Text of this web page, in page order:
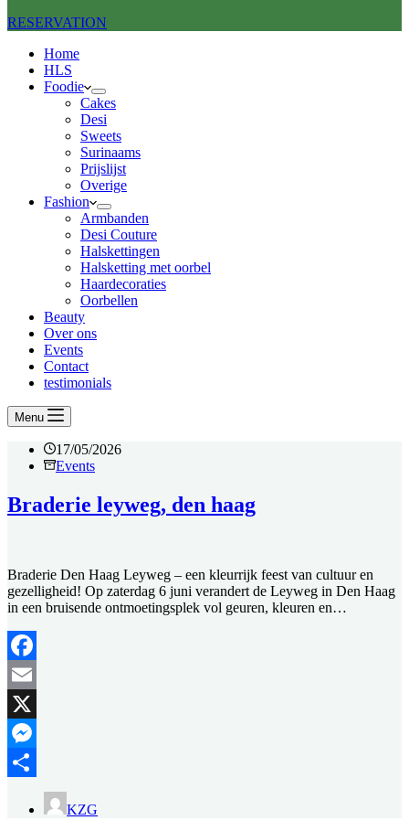
RESERVATION
Home
HLS
Foodie
Cakes
Desi
Sweets
Surinaams
Prijslijst
Overige
Fashion
Armbanden
Desi Couture
Halskettingen
Halsketting met oorbel
Haardecoraties
Oorbellen
Beauty
Over ons
Events
Contact
testimonials
Menu
17/05/2026
Events
Braderie leyweg, den haag
Braderie Den Haag Leyweg – een kleurrijk feest van cultuur en
gezelligheid! Op zaterdag 6 juni verandert de Leyweg in Den Haag
in een bruisende ontmoetingsplek vol geuren, kleuren en…
Facebook
Email
X
Messenger
KZG